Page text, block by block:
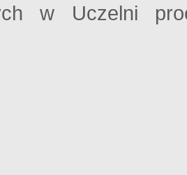
w Uczelni